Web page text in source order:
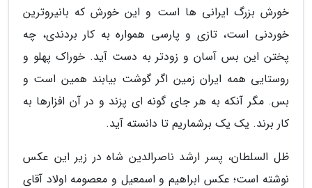
خورش بزرگ ایرانی ها است و این خورش که بانیروترین
خوردنی است، تازی و پارسی همواره به کار بردندی، چه
پختن این بس آسان و زودتر به دست آید. خوراک پهلو و
روستایی همه ایران زمین اگر گوشت بیابند همین است و
بس. مگر آنکه به هر جای گونه ای پزند و در آن افزارها به
کار برند. یک یک برشماریم تا دانسته آید.
ظل السلطان، پسر ارشد ناصرالدین شاه در زیر این عکس
نوشته است؛ عکس ابراهیم و اسمعیل و معصومه اولاد آقای